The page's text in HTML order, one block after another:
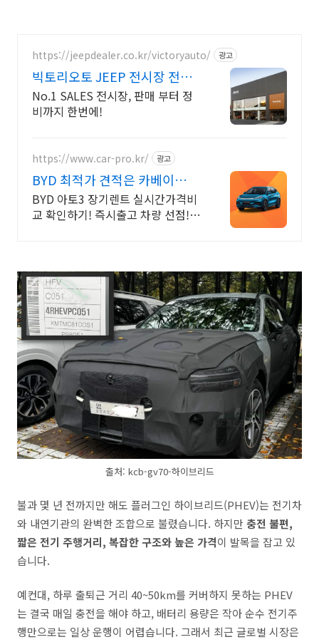
https://jeepdealer.co.kr/victoryauto/ 광고
빅토리오토 JEEP 전시장 전차
종 시승가능,친절한 상담
No.1 SALES 전시장, 판매 부터 정
비까지 한번에!
https://www.car-pro.kr/ 광고
BYD 최적가 견적은 카베이
BYD 특가차량 무료견적
BYD 아토3 장기렌트 실시간가격비
교 확인하기! 즉시출고 차량 선점!
출처: kcb-gv70-하이브리드
불과 몇 년 전까지만 해도 플러그인 하이브리드(PHEV)는 전기차
와 내연기관의 완벽한 조합으로 불렸습니다. 하지만 충전 불편,
짧은 전기 주행거리, 복잡한 구조와 높은 가격이 발목을 잡고 있
습니다.
예컨대, 하루 출퇴근 거리 40~50km를 커버하지 못하는 PHEV
는 결국 매일 충전을 해야 하고, 배터리 용량은 작아 순수 전기주
행만으로는 일상 운행이 어렵습니다. 그래서 최근 글로벌 시장은